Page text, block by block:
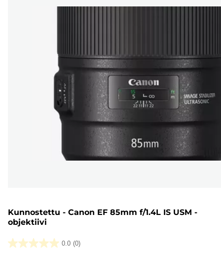
Kunnostettu - Canon EF 85mm f/1.4L IS USM -
objektiivi
0.0 (0)
0.0/5